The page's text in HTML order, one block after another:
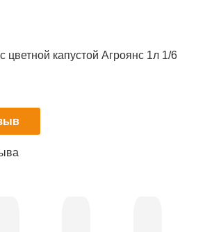
цветной капустой Агроянс 1л 1/6